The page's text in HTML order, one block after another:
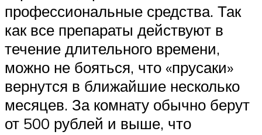
профессиональные средства. Так
как все препараты действуют в
течение длительного времени,
можно не бояться, что «прусаки»
вернутся в ближайшие несколько
месяцев. За комнату обычно берут
от 500 рублей и выше, что